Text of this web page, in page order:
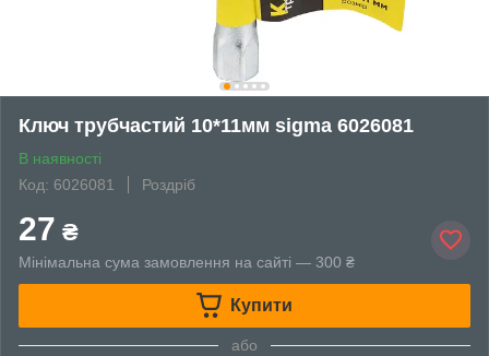
Ключ трубчастий 10*11мм sigma 6026081
В наявності
Код: 6026081
Роздріб
27 ₴
Мінімальна сума замовлення на сайті — 300 ₴
Купити
або